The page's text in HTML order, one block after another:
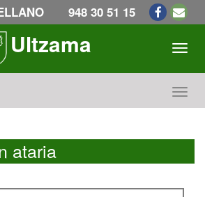
948 30 51 15
Ultzama
ataria